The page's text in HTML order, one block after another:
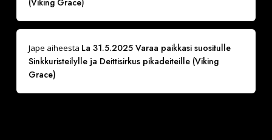
Jape aiheesta La 31.5.2025 Varaa paikkasi suositulle
Sinkkuristeilylle ja Deittisirkus pikadeiteille (Viking
Grace)